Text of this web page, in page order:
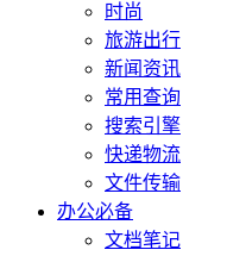
时尚
旅游出行
新闻资讯
常用查询
搜索引擎
快递物流
文件传输
办公必备
文档笔记